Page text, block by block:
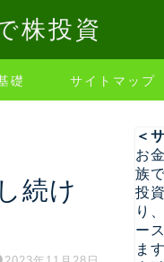
株投資
礎 サイトマップ
続け
＜
お
族
投
り
ー
ます